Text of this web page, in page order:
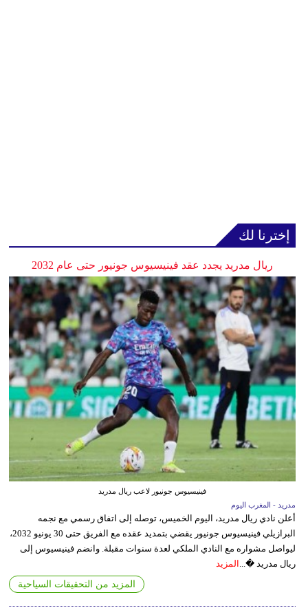
إخترنا لك
ريال مدريد يجدد عقد فينيسيوس جونيور حتى عام 2032
فينيسيوس جونيور لاعب ريال مدريد
مدريد - المغرب اليوم
أعلن نادي ريال مدريد، اليوم الخميس، توصله إلى اتفاق رسمي مع نجمه
البرازيلي فينيسيوس جونيور يقضي بتمديد عقده مع الفريق حتى 30 يونيو 2032،
ليواصل مشواره مع النادي الملكي لعدة سنوات مقبلة. وانضم فينيسيوس إلى
ريال مدريد �... المزيد
المزيد من التحقيقات السياحية